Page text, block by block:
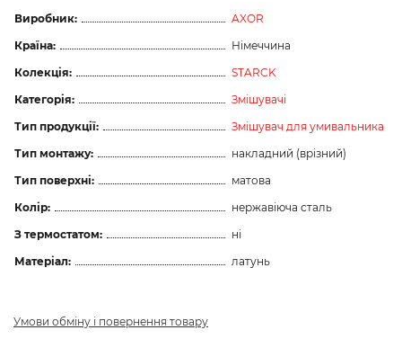
Виробник:
AXOR
Країна:
Німеччина
Колекція:
STARCK
Категорія:
Змішувачі
Тип продукції:
Змішувач для умивальника
Тип монтажу:
накладний (врізний)
Тип поверхні:
матова
Колір:
нержавіюча сталь
З термостатом:
ні
Матеріал:
латунь
Умови обміну і повернення товару